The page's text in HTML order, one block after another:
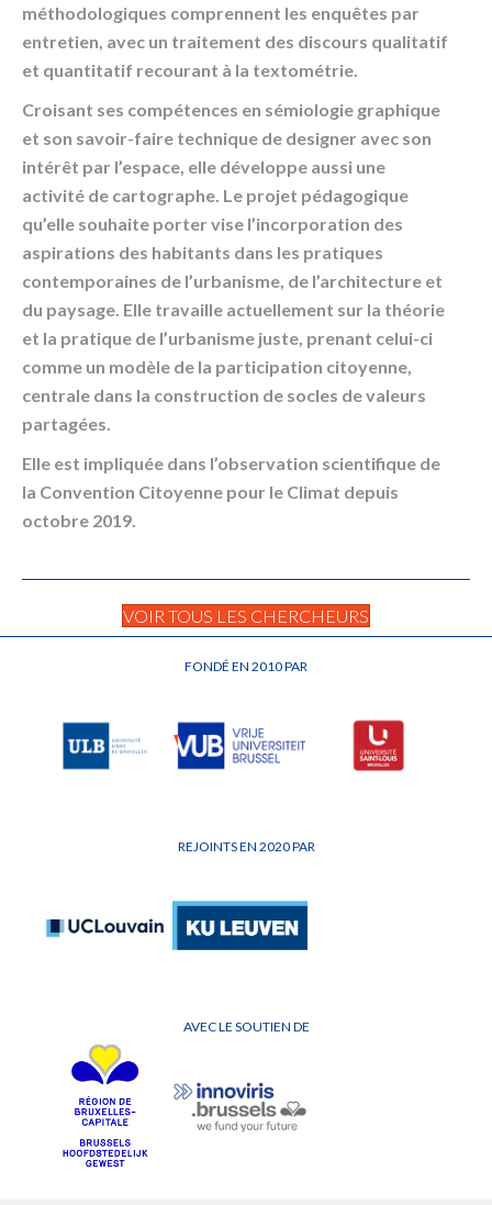
méthodologiques comprennent les enquêtes par
entretien, avec un traitement des discours qualitatif
et quantitatif recourant à la textométrie.
Croisant ses compétences en sémiologie graphique
et son savoir-faire technique de designer avec son
intérêt par l’espace, elle développe aussi une
activité de cartographe. Le projet pédagogique
qu’elle souhaite porter vise l’incorporation des
aspirations des habitants dans les pratiques
contemporaines de l’urbanisme, de l’architecture et
du paysage. Elle travaille actuellement sur la théorie
et la pratique de l’urbanisme juste, prenant celui-ci
comme un modèle de la participation citoyenne,
centrale dans la construction de socles de valeurs
partagées.
Elle est impliquée dans l’observation scientifique de
la Convention Citoyenne pour le Climat depuis
octobre 2019.
VOIR TOUS LES CHERCHEURS
FONDÉ EN 2010 PAR
REJOINTS EN 2020 PAR
AVEC LE SOUTIEN DE